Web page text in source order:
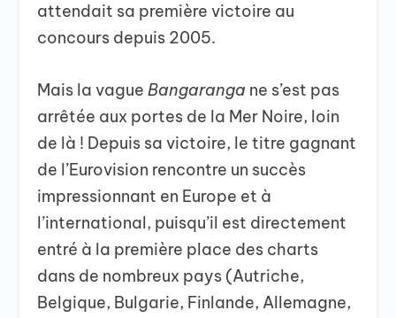
attendait sa première victoire au
concours depuis 2005.
Mais la vagueBangaranga ne s’est pas
arrêtée aux portes de la Mer Noire, loin
de là ! Depuis sa victoire, le titre gagnant
de l’Eurovision rencontre un succès
impressionnant en Europe et à
l’international, puisqu’il est directement
entré à la première place des charts
dans de nombreux pays (Autriche,
Belgique, Bulgarie, Finlande, Allemagne,